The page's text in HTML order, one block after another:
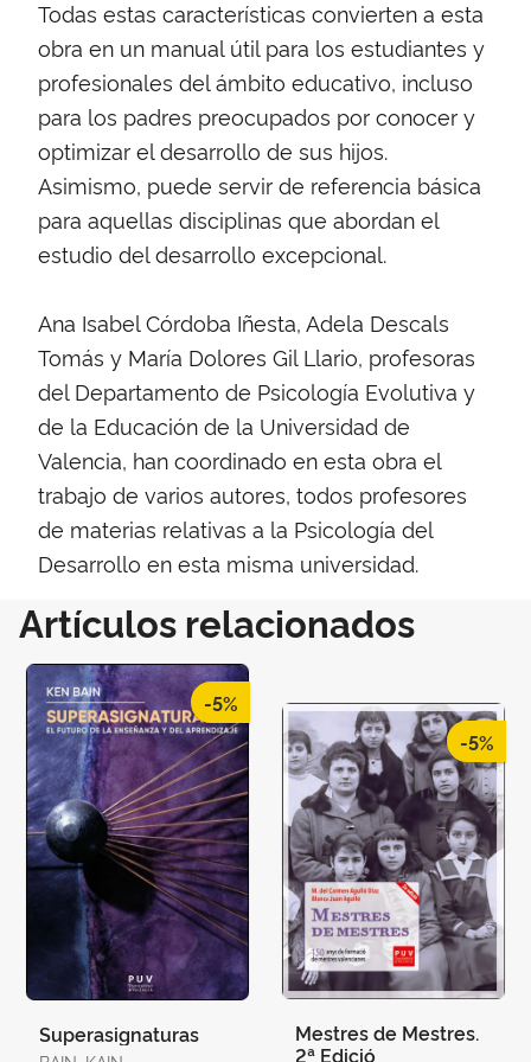
Todas estas características convierten a esta
obra en un manual útil para los estudiantes y
profesionales del ámbito educativo, incluso
para los padres preocupados por conocer y
optimizar el desarrollo de sus hijos.
Asimismo, puede servir de referencia básica
para aquellas disciplinas que abordan el
estudio del desarrollo excepcional.
Ana Isabel Córdoba Iñesta, Adela Descals
Tomás y María Dolores Gil Llario, profesoras
del Departamento de Psicología Evolutiva y
de la Educación de la Universidad de
Valencia, han coordinado en esta obra el
trabajo de varios autores, todos profesores
de materias relativas a la Psicología del
Desarrollo en esta misma universidad.
Artículos relacionados
-5%
Superasignaturas
-5%
Mestres de Mestres.
2ª Edició